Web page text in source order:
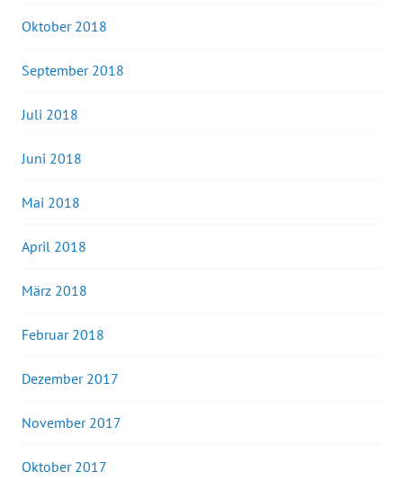
Oktober 2018
September 2018
Juli 2018
Juni 2018
Mai 2018
April 2018
März 2018
Februar 2018
Dezember 2017
November 2017
Oktober 2017